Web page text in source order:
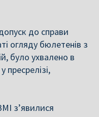
до справи
огляду бюлетенів з
було ухвалено в
пресрелізі,
з’явилися